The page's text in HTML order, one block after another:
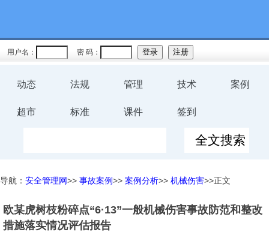
用户名： 密 码：
动态 法规 管理 技术 案例
超市 标准 课件 签到
导航： 安全管理网>> 事故案例>> 案例分析>> 机械伤害>>正文
欧某虎树枝粉碎点“6·13”一般机械伤害事故防范和整改
措施落实情况评估报告